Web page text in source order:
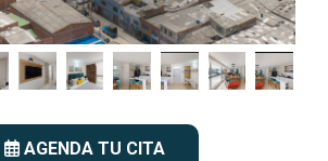
AGENDA TU CITA